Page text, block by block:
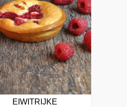
EIWITRIJKE